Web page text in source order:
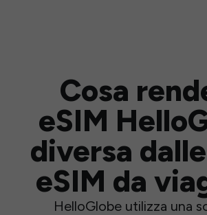
Cosa
eSIM
diversa
eSIM da
HelloGlobe utilizza una